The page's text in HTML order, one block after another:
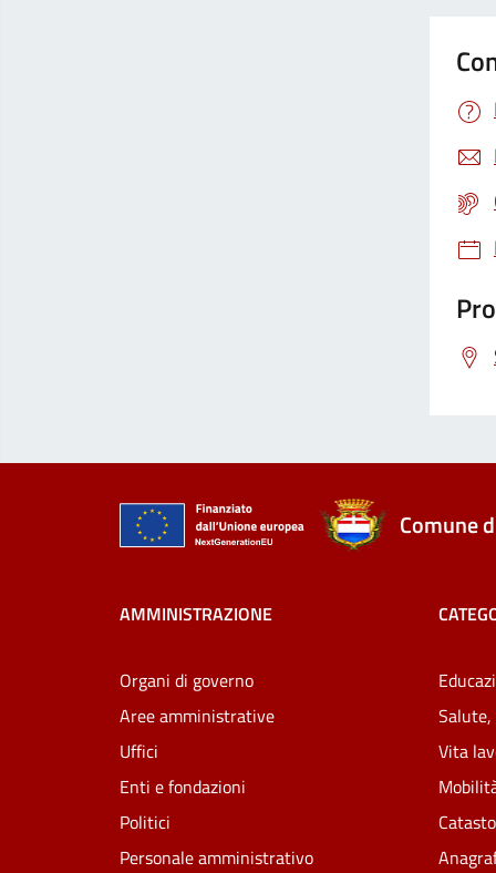
Comune
AMMINISTRAZIONE
Organi di governo
Aree amministrative
Uffici
Enti e fondazioni
Politici
Personale amministrativo
Salute,
Vita